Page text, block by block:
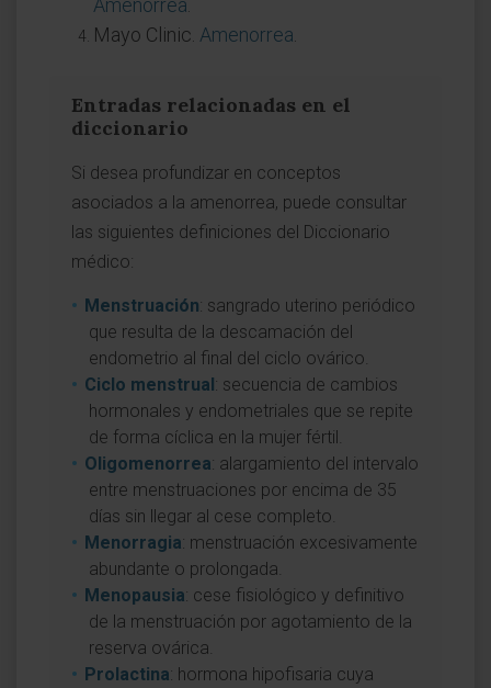
Amenorrea
Mayo Clinic. Amenorrea
Entradas relacionadas en el
diccionario
Si desea profundizar en conceptos
asociados a la amenorrea, puede consultar
las siguientes definiciones del Diccionario
médico:
Menstruación: sangrado uterino periódico
que resulta de la descamación del
endometrio al final del ciclo ovárico.
Ciclo menstrual: secuencia de cambios
hormonales y endometriales que se repite
de forma cíclica en la mujer fértil.
Oligomenorrea: alargamiento del intervalo
entre menstruaciones por encima de 35
días sin llegar al cese completo.
Menorragia: menstruación excesivamente
abundante o prolongada.
Menopausia: cese fisiológico y definitivo
de la menstruación por agotamiento de la
reserva ovárica.
Prolactina: hormona hipofisaria cuya